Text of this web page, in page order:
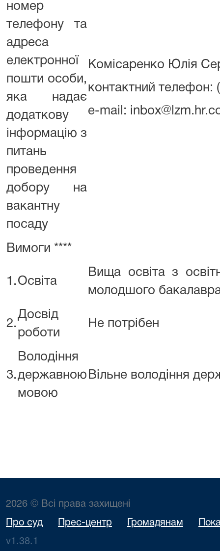
номер
телефону та
адреса
електронної
пошти особи,
яка надає
додаткову
інформацію з
питань
проведення
добору на
вакантну
посаду
Комісаренко Юлія
контактний телефон:
e-mail:
Вимоги ****
1. Освіта
Вища освіта з
молодшого
2.
Досвід
роботи
Не потрібен
3.
Володіння
державною
мовою
Вільне володіння
2026 © Всі права захищені
Про суд Прес-центр Громадянам
v1.38.1